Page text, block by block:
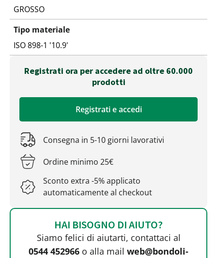
GROSSO
Tipo materiale
ISO 898-1 '10.9'
Registrati ora per accedere ad oltre 60.000
prodotti
Registrati e accedi
Consegna in 5-10 giorni lavorativi
Ordine minimo 25€
Sconto extra -5% applicato
automaticamente al checkout
HAI BISOGNO DI AIUTO?
Siamo felici di aiutarti, contattaci al
0544 452966 o alla mail web@bondoli-